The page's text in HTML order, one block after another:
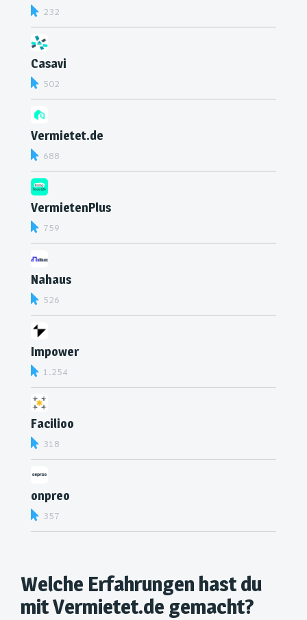
232
Casavi
502
Vermietet.de
688
VermietenPlus
759
Nahaus
526
Impower
1.254
Facilioo
318
onpreo
357
Welche Erfahrungen hast du
mit Vermietet.de gemacht?